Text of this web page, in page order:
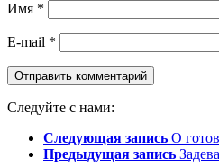
Имя *
E-mail *
Следуйте с нами:
Следующая запись О
Предыдущая запись